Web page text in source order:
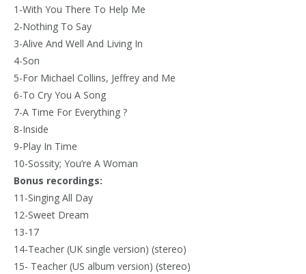
1-With You There To Help Me
2-Nothing To Say
3-Alive And Well And Living In
4-Son
5-For Michael Collins, Jeffrey and Me
6-To Cry You A Song
7-A Time For Everything ?
8-Inside
9-Play In Time
10-Sossity; You’re A Woman
Bonus recordings:
11-Singing All Day
12-Sweet Dream
13-17
14-Teacher (UK single version) (stereo)
15- Teacher (US album version) (stereo)